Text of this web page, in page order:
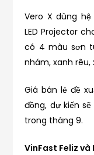
Vero X dùng
LED Projector
có 4 màu sơn
nhám, xanh rêu,
Giá bán lẻ đề
đồng, dự kiến
trong tháng 9.
VinFast Feliz và